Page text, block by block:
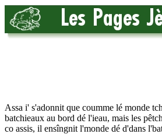
Assa i' s'adonnit que coumme lé monde
batchieaux au bord dé l'ieau, mais les
co assis, il ensîngnit l'monde dé d'dans